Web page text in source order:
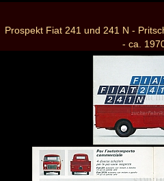
Prospekt Fiat 241 und 241 N -
- ca.